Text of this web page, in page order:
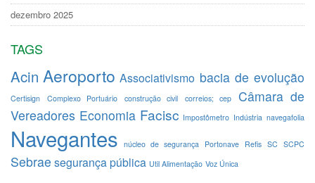
dezembro 2025
TAGS
Acin Aeroporto Associativismo bacia de evolução
Certisign Complexo Portuário construção civil correios; cep
Câmara de
Vereadores Economia Facisc Impostômetro Indústria navegafolia
Navegantes núcleo de segurança Portonave Refis SC SCPC
Sebrae segurança pública Util Alimentação Voz Única